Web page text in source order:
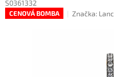
S0361332
CENOVÁ BOMBA Značka: